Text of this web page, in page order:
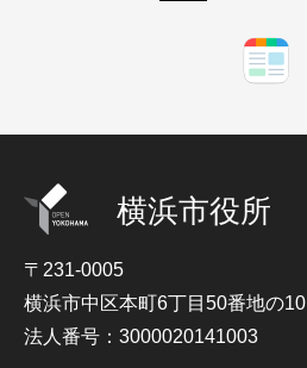
横浜市役所
〒231-0005
横浜市中区本町6丁目50番地の10
法人番号：3000020141003